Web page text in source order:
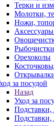
Терки и
Молотки,
Ножи,
Рыбочистки
Орехоколы
за посудой
Назад
Уход за
Подставки,
Подставки,